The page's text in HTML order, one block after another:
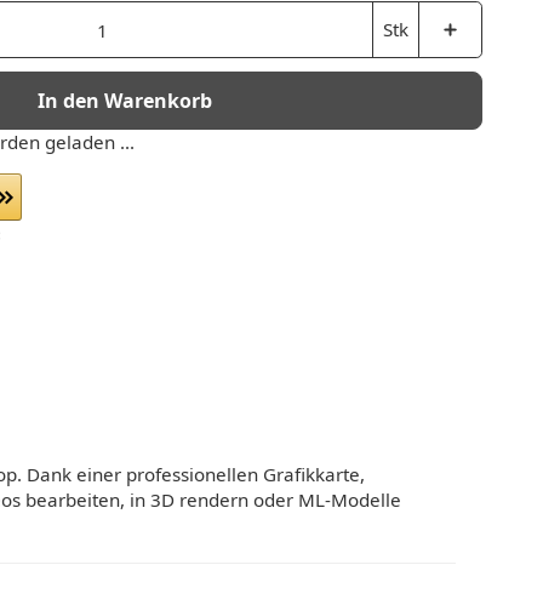
Stk
In den Warenkorb
geladen ...
Dank einer professionellen Grafikkarte,
bearbeiten, in 3D rendern oder ML-Modelle